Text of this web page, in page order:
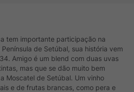
tem importante participação na
de Setúbal, sua história vem
Amigo é um blend com duas uvas
mas que se dão muito bem
Moscatel de Setúbal. Um vinho
e de frutas brancas, como pera e